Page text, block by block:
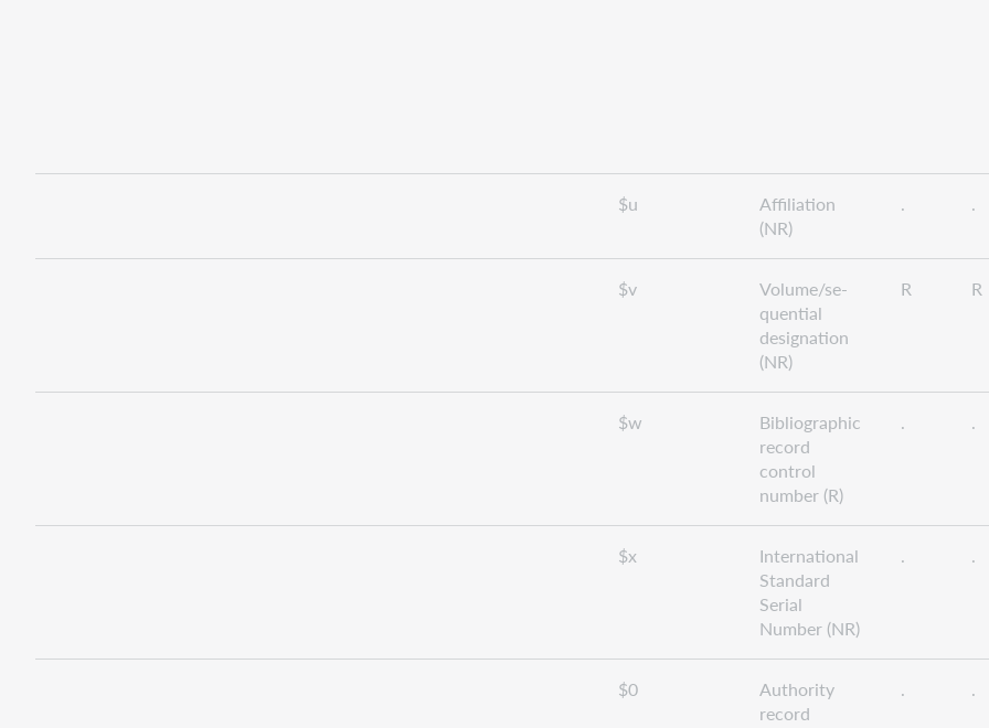
$u
Affiliation
(NR)
. .
$v
Volume/se-
quential
designation
(NR)
R R
$w
Bibliographic
record
control
number (R)
. .
$x
International
Standard
Serial
Number (NR)
. .
$0
Authority
record
. .